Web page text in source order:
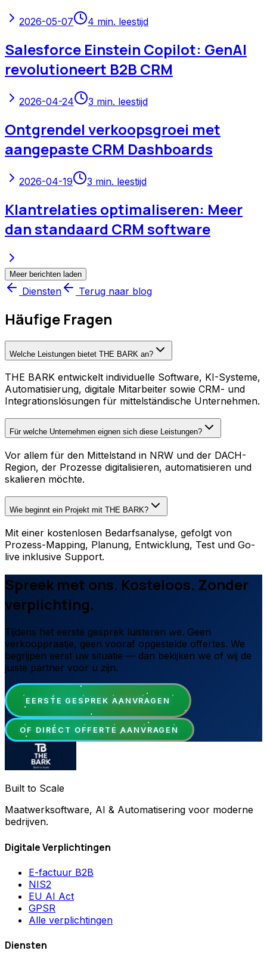
2026-05-07 4 min. leestijd
Salesforce Einstein Copilot: GenAI
revolutioneert B2B CRM
2026-04-24 3 min. leestijd
Ontgrendel verkoopsgroei met
aangepaste CRM Dashboards
2026-04-19 3 min. leestijd
Klantrelaties optimaliseren: Meer
dan standaard CRM software
Meer berichten laden
Diensten Terug naar blog
Häufige Fragen
Welche Leistungen bietet THE BARK an?
THE BARK entwickelt individuelle Software, KI-Systeme,
Automatisierung, digitale Mitarbeiter sowie CRM- und
Integrationslösungen für mittelständische Unternehmen.
Für welche Unternehmen eignen sich diese Leistungen?
Vor allem für den Mittelstand in NRW und der DACH-
Region, der Prozesse digitalisieren, automatisieren und
skalieren möchte.
Wie beginnt ein Projekt mit THE BARK?
Mit einer kostenlosen Bedarfsanalyse, gefolgt von
Prozess-Mapping, Planung, Entwicklung, Test und Go-
live inklusive Support.
Spreek met ons. Kosteloos. Zonder
verplichting.
Tijdens het eerste gesprek luisteren we. Geen
verkooppraatje, geen vooraf opgestelde offertes. We
begrijpen eerst uw situatie — dan bekijken we of wij de
juiste partner voor u zijn.
EERSTE GESPREK AANVRAGEN
OF DIRECT OFFERTE AANVRAGEN
Built to Scale
Maatwerksoftware, AI & Automatisering voor moderne
bedrijven.
Digitale Verplichtingen
E-factuur B2B
NIS2
EU AI Act
GPSR
Alle verplichtingen
Diensten